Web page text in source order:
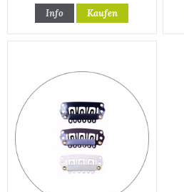
Info Kaufen